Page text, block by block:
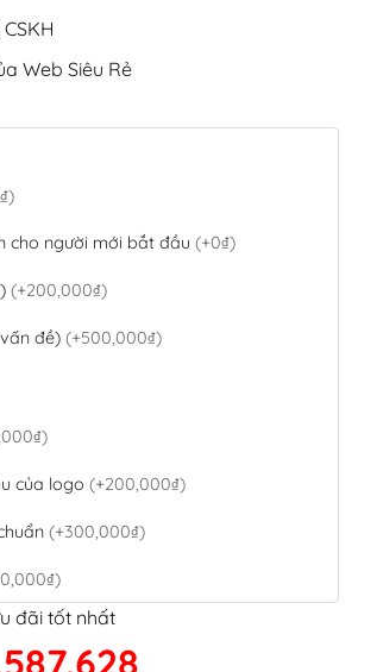
Web Siêu Rẻ
cho người mới bắt đầu (+0₫)
(+200,000₫)
đề) (+500,000₫)
của logo (+200,000₫)
(+300,000₫)
đãi tốt nhất